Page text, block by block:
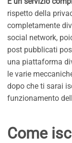
rispetto della
completamente
social network,
post pubblicati
una piattaforma
le varie
dopo che ti sarai
funzionamento
Come